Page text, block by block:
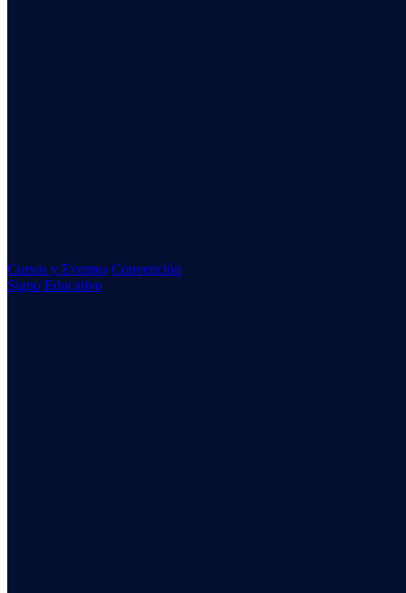
Cursos y Eventos Convención
Signo Educativo